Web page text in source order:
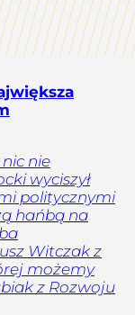
nie
wyciszył
politycznymi
hańbą na
Witczak z
możemy
z Rozwoju